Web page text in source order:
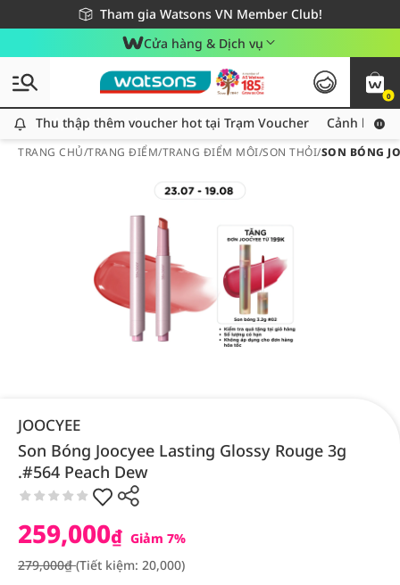
Tham gia Watsons VN Member Club!
Miễn phí giao hàng cho đơn hàng từ 249,000Đ
Giao hàng nhanh 24h - Áp dụng khu vực TP. Hồ Chí Minh
Cửa hàng & Dịch vụ
0
Thu thập thêm voucher hot tại Trạm Voucher
Thu thập thêm voucher hot tại Trạm Voucher Cảnh báo
TRANG CHỦ/TRANG ĐIỂM/TRANG ĐIỂM MÔI/SON THỎI/SON BÓNG
JOOCYEE
Son Bóng Joocyee Lasting Glossy Rouge 3g
.#564 Peach Dew
259,000₫ Giảm 7%
279,000₫(Tiết kiệm: 20,000)